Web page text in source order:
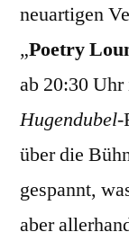
neuartigen
„Poetry
ab 20:30
Hugendubel-
über die
gespannt,
aber